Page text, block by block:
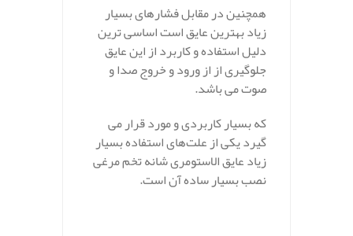
همچنین در مقابل فشارهای بسیار
زیاد بهترین عایق است اساسی ترین
دلیل استفاده و کاربرد از این عایق
جلوگیری از از ورود و خروج صدا و
صوت می باشد.
که بسیار کاربردی و مورد قرار می
گیرد یکی از علت‌های استفاده بسیار
زیاد عایق الاستومری شانه تخم مرغی
نصب بسیار ساده آن است.